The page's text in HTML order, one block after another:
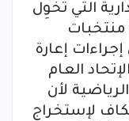
التي تُخوِل
منتخبات
إعارة
العام
لأن
لإستخراج